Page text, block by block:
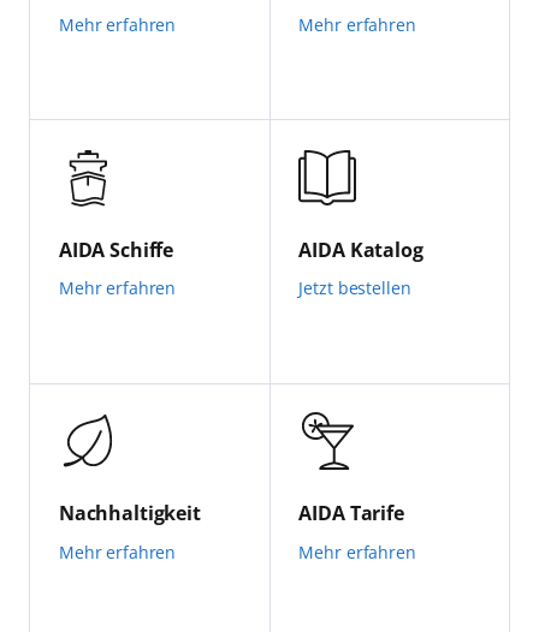
Mehr erfahren Mehr erfahren
Mehr erfahren
AIDA Schiffe
Jetzt bestellen
AIDA Katalog
Mehr erfahren
Nachhaltigkeit
Mehr erfahren
AIDA Tarife